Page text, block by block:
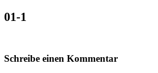
01-1
Schreibe einen Kommentar